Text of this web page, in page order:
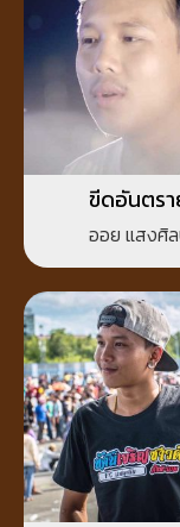
ขีดอันตรา
ออย แสงศิ